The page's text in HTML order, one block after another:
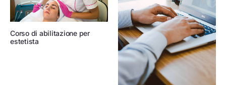
Corso di abilitazione per
estetista